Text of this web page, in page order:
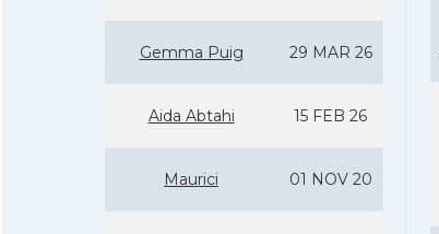
Gemma Puig 29 MAR 26
Aida Abtahi 15 FEB 26
Maurici 01 NOV 20